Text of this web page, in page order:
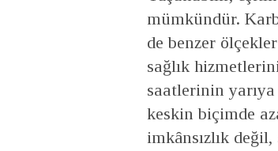
mümkündür.
de benzer
sağlık
saatlerinin
keskin biçimde
imkânsızlık